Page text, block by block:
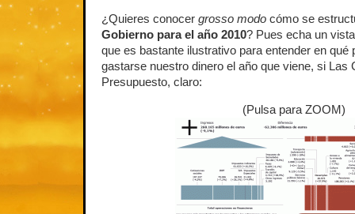
¿Quieres conocer grosso modo cómo se
Gobierno para el año 2010? Pues echa un
que es bastante ilustrativo para entender en qué
gastarse nuestro dinero el año que viene, si Las
Presupuesto, claro:
(Pulsa para ZOOM)